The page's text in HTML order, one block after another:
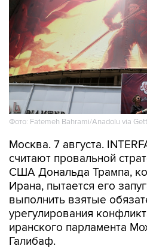
Фото: Fatemeh Bahrami/Anadolu via
Москва. 7 августа.
считают провальной
США Дональда Трампа,
Ирана, пытается его
выполнить взятые
урегулирования
иранского парламента
Галибаф.